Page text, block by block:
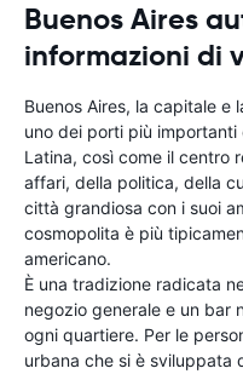
Buenos Aires
informazioni di
Buenos Aires, la capitale e
uno dei porti più
Latina, così come il centro
affari, della politica, della
città grandiosa con i suoi
cosmopolita è più
americano.
È una tradizione radicata
negozio generale e un bar
ogni quartiere. Per le
urbana che si è sviluppata